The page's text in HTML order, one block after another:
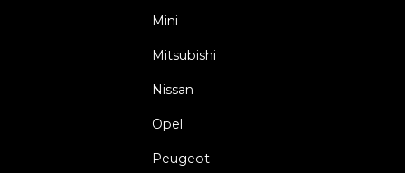
Mini
Mitsubishi
Nissan
Opel
Peugeot